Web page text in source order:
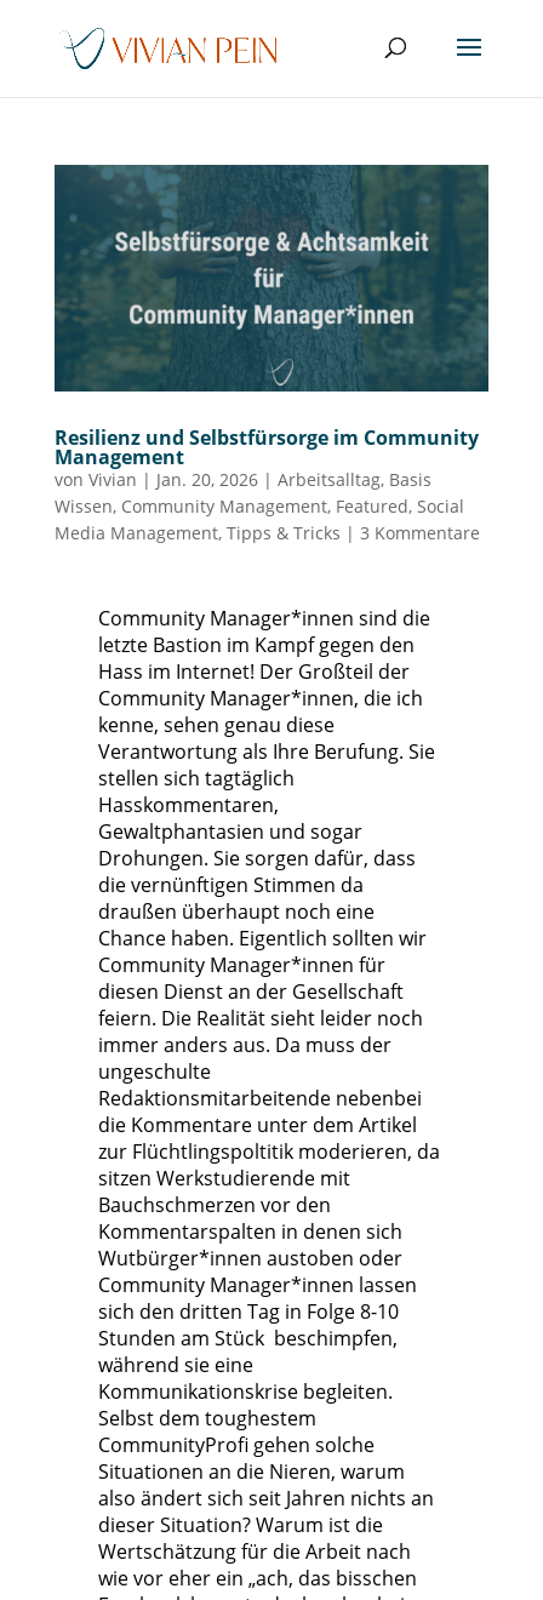
Resilienz und Selbstfürsorge im Community
Management
von Vivian | Jan. 20, 2026| Arbeitsalltag, Basis
Wissen, Community Management, Featured, Social
Media Management, Tipps & Tricks | 3 Kommentare
Community Manager*innen sind die
letzte Bastion im Kampf gegen den
Hass im Internet! Der Großteil der
Community Manager*innen, die ich
kenne, sehen genau diese
Verantwortung als Ihre Berufung. Sie
stellen sich tagtäglich
Hasskommentaren,
Gewaltphantasien und sogar
Drohungen. Sie sorgen dafür, dass
die vernünftigen Stimmen da
draußen überhaupt noch eine
Chance haben. Eigentlich sollten wir
Community Manager*innen für
diesen Dienst an der Gesellschaft
feiern. Die Realität sieht leider noch
immer anders aus. Da muss der
ungeschulte
Redaktionsmitarbeitende nebenbei
die Kommentare unter dem Artikel
zur Flüchtlingspoltitik moderieren, da
sitzen Werkstudierende mit
Bauchschmerzen vor den
Kommentarspalten in denen sich
Wutbürger*innen austoben oder
Community Manager*innen lassen
sich den dritten Tag in Folge 8-10
Stunden am Stück beschimpfen,
während sie eine
Kommunikationskrise begleiten.
Selbst dem toughestem
CommunityProfi gehen solche
Situationen an die Nieren, warum
also ändert sich seit Jahren nichts an
dieser Situation? Warum ist die
Wertschätzung für die Arbeit nach
wie vor eher ein „ach, das bisschen